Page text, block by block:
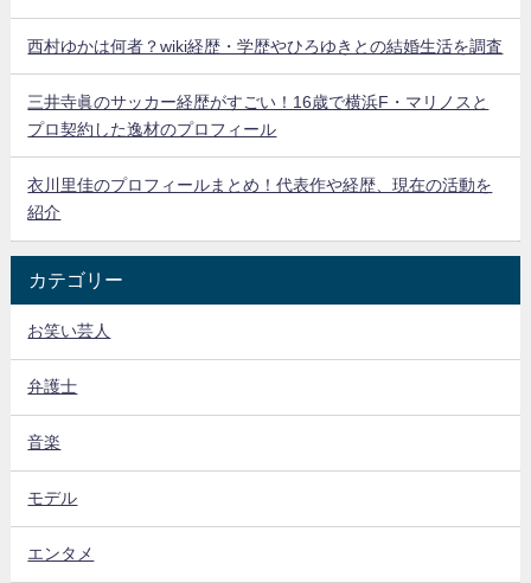
西村ゆかは何者？wiki経歴・学歴やひろゆきとの結婚生活を調査
三井寺眞のサッカー経歴がすごい！16歳で横浜F・マリノスと
プロ契約した逸材のプロフィール
衣川里佳のプロフィールまとめ！代表作や経歴、現在の活動を
紹介
カテゴリー
お笑い芸人
弁護士
音楽
モデル
エンタメ